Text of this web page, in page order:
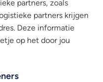
partners, zoals
partners krijgen
Deze informatie
op het door jou